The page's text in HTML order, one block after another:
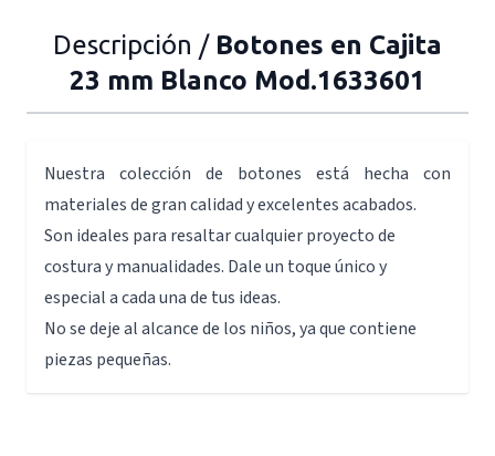
Descripción / Botones en Cajita
23 mm Blanco Mod.1633601
Nuestra colección de botones está hecha con
materiales de gran calidad y excelentes acabados.
Son ideales para resaltar cualquier proyecto de
costura y manualidades. Dale un toque único y
especial a cada una de tus ideas.
No se deje al alcance de los niños, ya que contiene
piezas pequeñas.